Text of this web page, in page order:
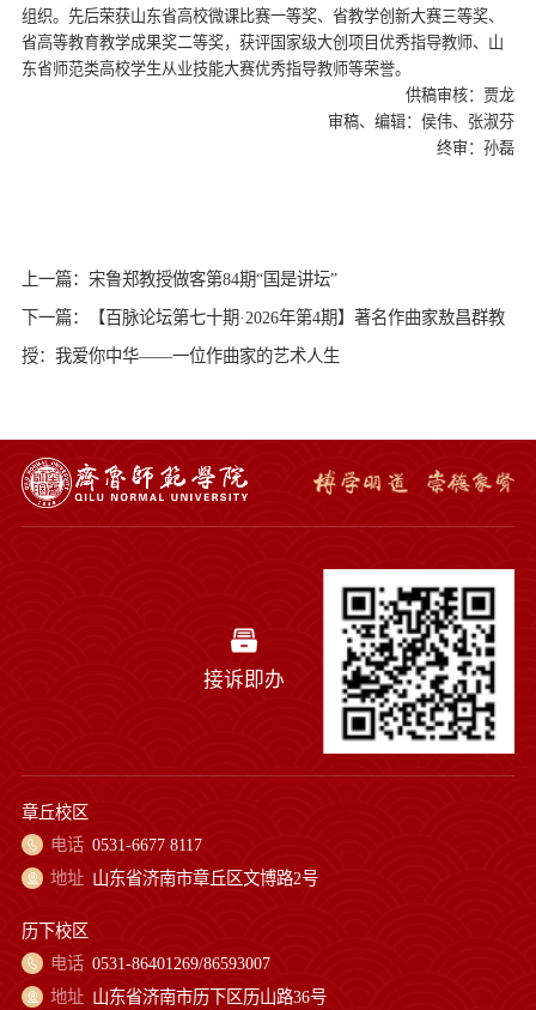
组织。先后荣获山东省高校微课比赛一等奖、省教学创新大赛三等奖、
省高等教育教学成果奖二等奖，获评国家级大创项目优秀指导教师、山
东省师范类高校学生从业技能大赛优秀指导教师等荣誉。
供稿审核：贾龙
审稿、编辑：侯伟、张淑芬
终审：孙磊
上一篇：宋鲁郑教授做客第84期“国是讲坛”
下一篇：【百脉论坛第七十期·2026年第4期】著名作曲家敖昌群教
授：我爱你中华——一位作曲家的艺术人生
接诉即办
章丘校区
电话 0531-6677 8117
地址 山东省济南市章丘区文博路2号
历下校区
电话 0531-86401269/86593007
地址 山东省济南市历下区历山路36号